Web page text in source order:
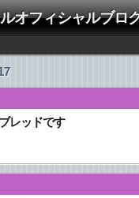
オフィシャルブロ
レッドです